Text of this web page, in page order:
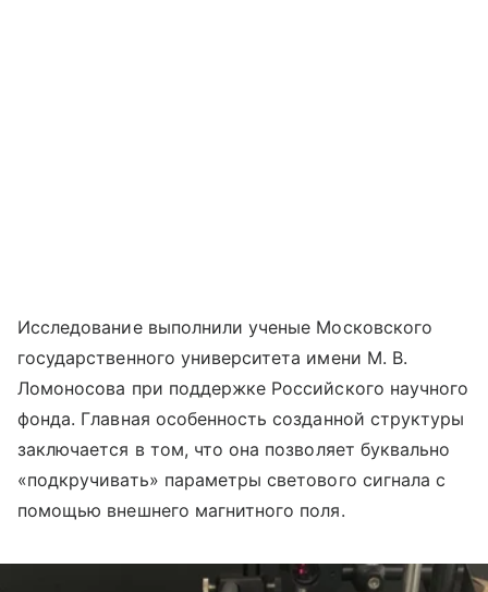
Исследование выполнили ученые Московского
государственного университета имени М. В.
Ломоносова при поддержке Российского научного
фонда. Главная особенность созданной структуры
заключается в том, что она позволяет буквально
«подкручивать» параметры светового сигнала с
помощью внешнего магнитного поля.